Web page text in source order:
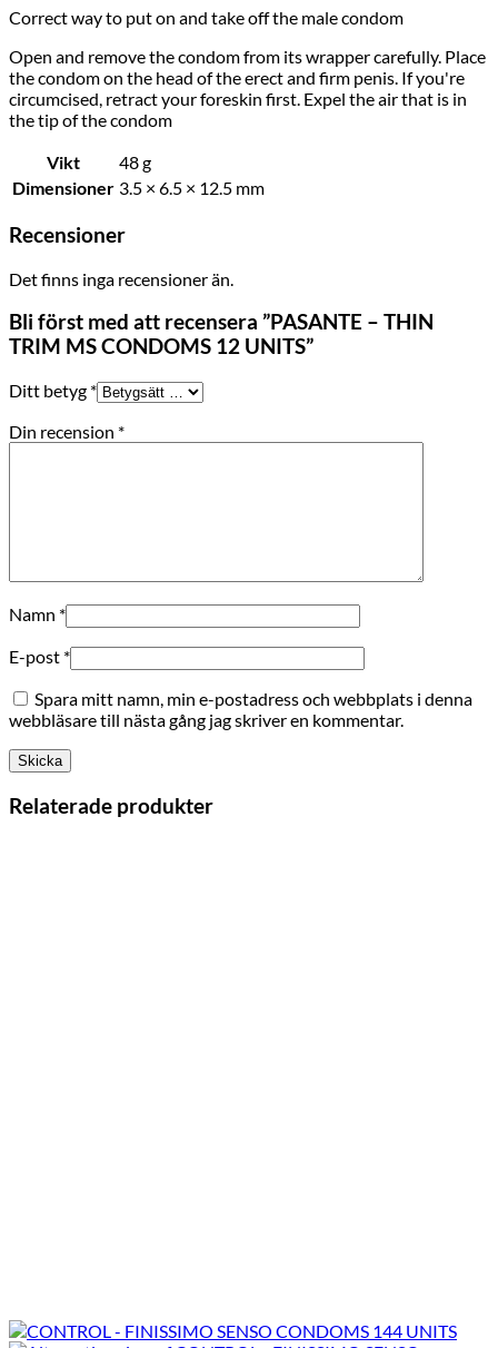
Correct way to put on and take off the male condom
Open and remove the condom from its wrapper carefully. Place
the condom on the head of the erect and firm penis. If you're
circumcised, retract your foreskin first. Expel the air that is in
the tip of the condom
Vikt
48 g
Dimensioner 3.5 × 6.5 × 12.5 mm
Recensioner
Det finns inga recensioner än.
Bli först med att recensera ”PASANTE – THIN
TRIM MS CONDOMS 12 UNITS”
Ditt betyg *
Din recension *
Namn *
E-post *
Spara mitt namn, min e-postadress och webbplats i denna
webbläsare till nästa gång jag skriver en kommentar.
Relaterade produkter